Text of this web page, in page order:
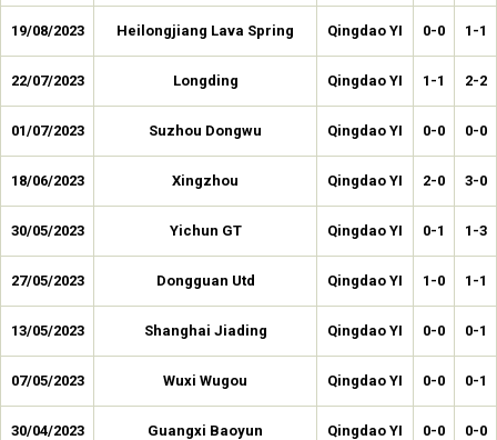
19/08/2023 Heilongjiang Lava Spring Qingdao YI 0-0 1-1
22/07/2023 Longding Qingdao YI 1-1 2-2
01/07/2023 Suzhou Dongwu Qingdao YI 0-0 0-0
18/06/2023 Xingzhou Qingdao YI 2-0 3-0
30/05/2023 Yichun GT Qingdao YI 0-1 1-3
27/05/2023 Dongguan Utd Qingdao YI 1-0 1-1
13/05/2023 Shanghai Jiading Qingdao YI 0-0 0-1
07/05/2023 Wuxi Wugou Qingdao YI 0-0 0-1
30/04/2023 Guangxi Baoyun Qingdao YI 0-0 0-0